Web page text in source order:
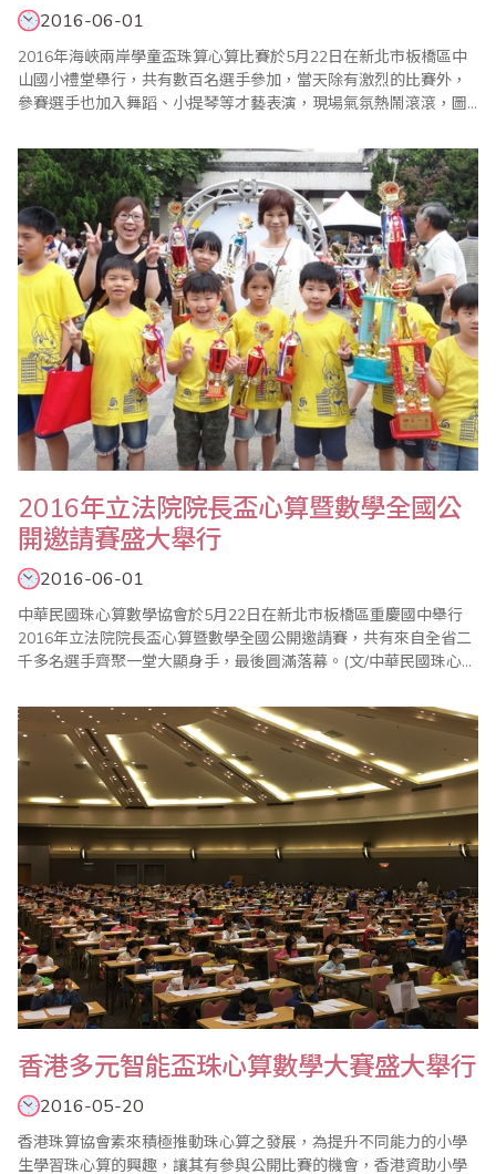
2016-06-01
2016年海峽兩岸學童盃珠算心算比賽於5月22日在新北市板橋區中
山國小禮堂舉行，共有數百名選手參加，當天除有激烈的比賽外，
參賽選手也加入舞蹈、小提琴等才藝表演，現場氣氛熱鬧滾滾，圖
2016年立法院院長盃心算暨數學全國公
開邀請賽盛大舉行
2016-06-01
中華民國珠心算數學協會於5月22日在新北市板橋區重慶國中舉行
2016年立法院院長盃心算暨數學全國公開邀請賽，共有來自全省二
千多名選手齊聚一堂大顯身手，最後圓滿落幕。(文/中華民國珠心算
香港多元智能盃珠心算數學大賽盛大舉行
2016-05-20
香港珠算協會素來積極推動珠心算之發展，為提升不同能力的小學
生學習珠心算的興趣，讓其有參與公開比賽的機會，香港資助小學